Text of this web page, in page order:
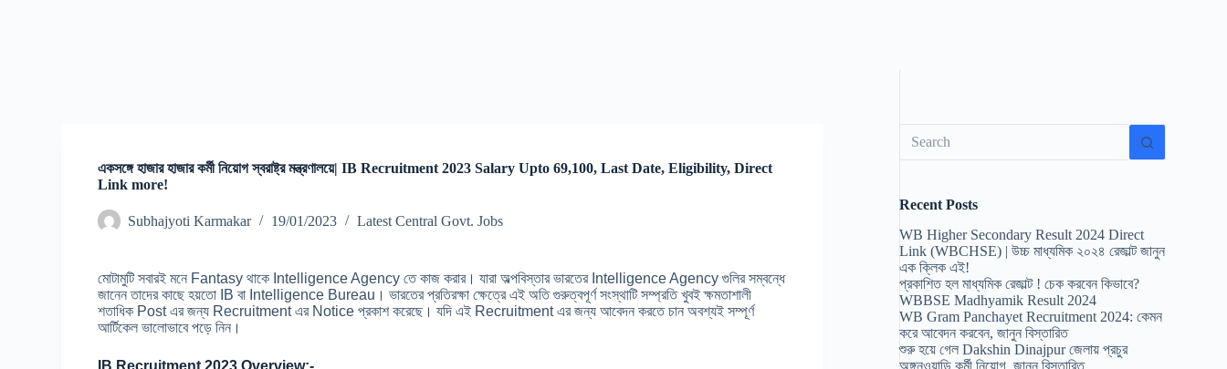
একসঙ্গে হাজার হাজার কর্মী নিয়োগ স্বরাষ্ট্র মন্ত্রণালয়ে| IB Recruitment 2023 Salary Upto 69,100, Last Date, Eligibility, Direct
Link more!
Subhajyoti Karmakar 19/01/2023 Latest Central Govt. Jobs
মোটামুটি সবারই মনে Fantasy থাকে Intelligence Agency তে কাজ করার। যারা অল্পবিস্তার ভারতের Intelligence Agency গুলির সম্বন্ধে
জানেন তাদের কাছে হয়তো IB বা Intelligence Bureau। ভারতের প্রতিরক্ষা ক্ষেত্রে এই অতি গুরুত্বপূর্ণ সংস্থাটি সম্প্রতি খুবই ক্ষমতাশালী
শতাধিক Post এর জন্য Recruitment এর Notice প্রকাশ করেছে। যদি এই Recruitment এর জন্য আবেদন করতে চান অবশ্যই সম্পূর্ণ
আর্টিকেল ভালোভাবে পড়ে নিন।
IB Recruitment 2023 Overview:-
results
Recent Posts
WB Higher Secondary Result 2024 Direct
Link (WBCHSE) | উচ্চ মাধ্যমিক ২০২৪ রেজাল্ট জানুন
এক ক্লিক এই!
প্রকাশিত হল মাধ্যমিক রেজাল্ট ! চেক করবেন কিভাবে?
WBBSE Madhyamik Result 2024
WB Gram Panchayet Recruitment 2024: কেমন
করে আবেদন করবেন, জানুন বিস্তারিত
শুরু হয়ে গেল Dakshin Dinajpur জেলায় প্রচুর
অঙ্গনওয়াড়ি কর্মী নিয়োগ, জানুন বিস্তারিত